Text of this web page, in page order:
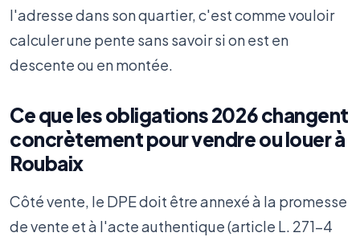
l'adresse dans son quartier, c'est comme vouloir
calculer une pente sans savoir si on est en
descente ou en montée.
Ce que les obligations 2026 changent
concrètement pour vendre ou louer à
Roubaix
Côté vente, le DPE doit être annexé à la promesse
de vente et à l'acte authentique (article L. 271-4